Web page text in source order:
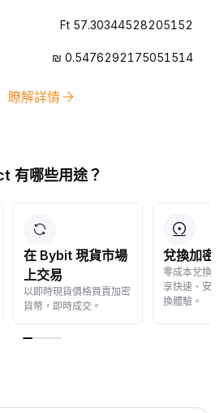
Ft 57.30344528205152
₪ 0.5476292175051514
瞭解詳情
有哪些用途？
在 Bybit 現貨市場
上交易
以即時現貨價格買賣加密
貨幣，即時成交。
兌換加密
零成本兌換
享快速、安
換體驗。